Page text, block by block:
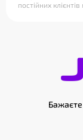
постійних
Бажаєте